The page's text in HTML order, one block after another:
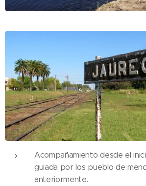
Acompañamiento desde el
guiada por los pueblo de
anteriormente.